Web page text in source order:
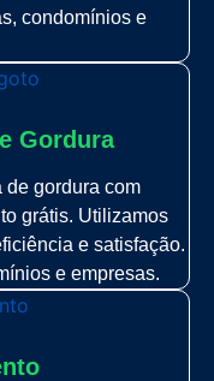
condomínios e
Gordura
de gordura com
grátis. Utilizamos
e satisfação.
e empresas.